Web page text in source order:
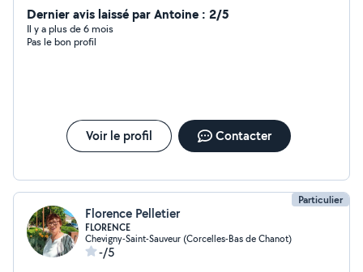
discrétion et efficacité. Prestations proposées :
Ménage et entretien du logement Repassage Aide au
rangement Courses et petites aides du quotidien Aide
flexibles. N'hésitez pas à me contacter pour toute
question ou demande particulière. À bientôt !
Dernier avis laissé par Antoine : 2/5
Il y a plus de 6 mois
Pas le bon profil
Voir le profil Contacter
Particulier
Florence Pelletier
FLORENCE
Chevigny-Saint-Sauveur (Corcelles-Bas de Chanot)
-/5